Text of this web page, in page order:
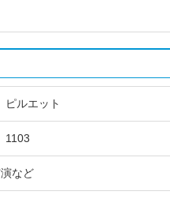
ピルエット
1103
など